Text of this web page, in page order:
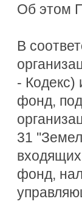
Об этом
В
-
фонд,
31
фонд,